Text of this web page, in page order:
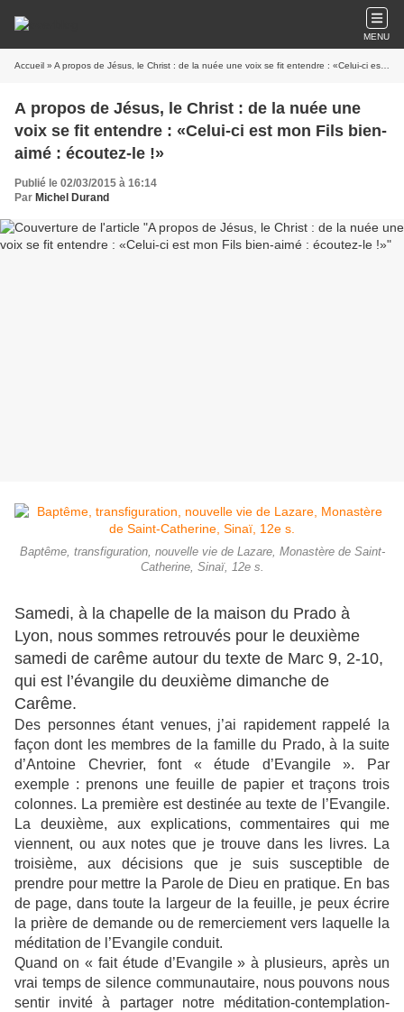
MENU
Accueil » A propos de Jésus, le Christ : de la nuée une voix se fit entendre : «Celui-ci est mon Fils bien-aimé : écoutez-le !»
A propos de Jésus, le Christ : de la nuée une
voix se fit entendre : «Celui-ci est mon Fils bien-
aimé : écoutez-le !»
Publié le 02/03/2015 à 16:14
Par Michel Durand
Baptême, transfiguration, nouvelle vie de Lazare, Monastère de Saint-
Catherine, Sinaï, 12e s.
Samedi, à la chapelle de la maison du Prado à
Lyon, nous sommes retrouvés pour le deuxième
samedi de carême autour du texte de Marc 9, 2-10,
qui est l’évangile du deuxième dimanche de
Carême.
Des personnes étant venues, j’ai rapidement rappelé la
façon dont les membres de la famille du Prado, à la suite
d’Antoine Chevrier, font « étude d’Evangile ». Par
exemple : prenons une feuille de papier et traçons trois
colonnes. La première est destinée au texte de l’Evangile.
La deuxième, aux explications, commentaires qui me
viennent, ou aux notes que je trouve dans les livres. La
troisième, aux décisions que je suis susceptible de
prendre pour mettre la Parole de Dieu en pratique. En bas
de page, dans toute la largeur de la feuille, je peux écrire
la prière de demande ou de remerciement vers laquelle la
méditation de l’Evangile conduit.
Quand on « fait étude d’Evangile » à plusieurs, après un
vrai temps de silence communautaire, nous pouvons nous
sentir invité à partager notre méditation-contemplation-